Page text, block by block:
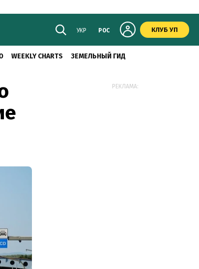
УКР РОС КЛУБ УП
WEEKLY CHARTS ЗЕМЕЛЬНЫЙ ГИД
РЕКЛАМА: